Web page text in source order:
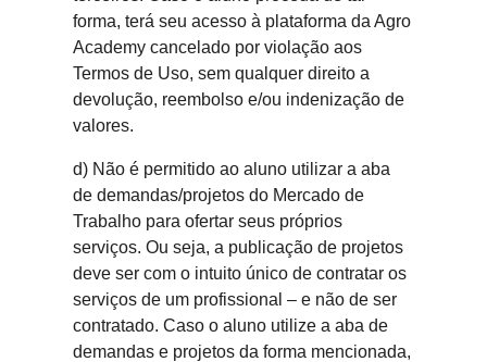
forma, terá seu acesso à plataforma da Agro
Academy cancelado por violação aos
Termos de Uso, sem qualquer direito a
devolução, reembolso e/ou indenização de
valores.
d) Não é permitido ao aluno utilizar a aba
de demandas/projetos do Mercado de
Trabalho para ofertar seus próprios
serviços. Ou seja, a publicação de projetos
deve ser com o intuito único de contratar os
serviços de um profissional – e não de ser
contratado. Caso o aluno utilize a aba de
demandas e projetos da forma mencionada,